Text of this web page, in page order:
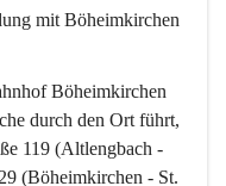
mit Böheimkirchen
Böheimkirchen
durch den Ort führt,
119 (Altlengbach -
(Böheimkirchen - St.